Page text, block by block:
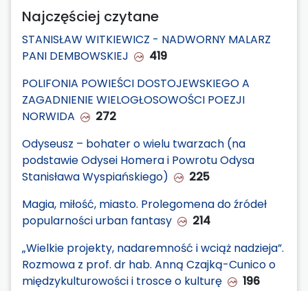
Najczęściej czytane
STANISŁAW WITKIEWICZ - NADWORNY MALARZ
PANI DEMBOWSKIEJ
419
POLIFONIA POWIEŚCI DOSTOJEWSKIEGO A
ZAGADNIENIE WIELOGŁOSOWOŚCI POEZJI
NORWIDA
272
Odyseusz – bohater o wielu twarzach (na
podstawie Odysei Homera i Powrotu Odysa
Stanisława Wyspiańskiego)
225
Magia, miłość, miasto. Prolegomena do źródeł
popularności urban fantasy
214
„Wielkie projekty, nadaremność i wciąż nadzieja”.
Rozmowa z prof. dr hab. Anną Czajką-Cunico o
międzykulturowości i trosce o kulturę
196